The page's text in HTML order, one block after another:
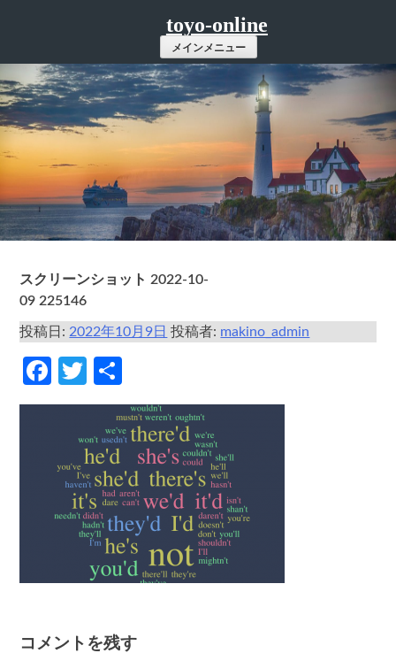
ツ
へ
ス
キ
ッ
プ
toyo-online
メインメニュー
スクリーンショット 2022-10-
09 225146
投稿日: 2022年10月9日 投稿者: makino_admin
Facebook
Twitter
有
コメントを残す